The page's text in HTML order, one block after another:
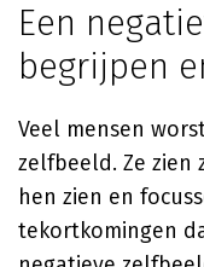
Een
begrijpen
Veel mensen
zelfbeeld. Ze zien
hen zien en
tekortkomingen